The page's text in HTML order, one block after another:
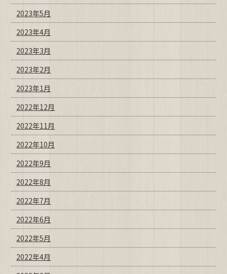
2023年5月
2023年4月
2023年3月
2023年2月
2023年1月
2022年12月
2022年11月
2022年10月
2022年9月
2022年8月
2022年7月
2022年6月
2022年5月
2022年4月